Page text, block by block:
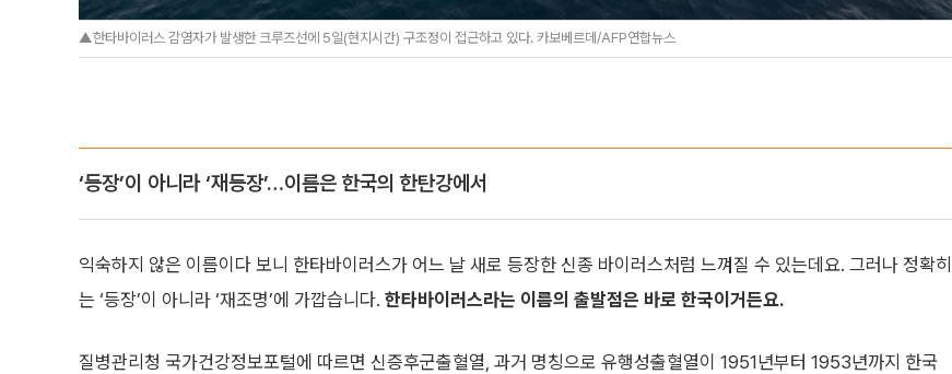
▲한타바이러스 감염자가 발생한 크루즈선에 5일(현지시간) 구조정이 접근하고 있다. 카보베르데/AFP연합뉴스
‘등장’이 아니라 ‘재등장’…이름은 한국의 한탄강에서
익숙하지 않은 이름이다 보니 한타바이러스가 어느 날 새로 등장한 신종 바이러스처럼 느껴질 수 있는데요. 그러나 정확히
는 ‘등장’이 아니라 ‘재조명’에 가깝습니다. 한타바이러스라는 이름의 출발점은 바로 한국이거든요.
질병관리청 국가건강정보포털에 따르면 신증후군출혈열, 과거 명칭으로 유행성출혈열이 1951년부터 1953년까지 한국